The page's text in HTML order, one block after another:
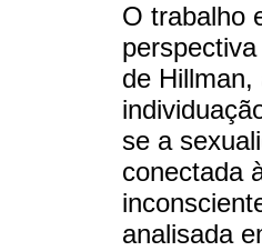
O trabalho
de
se a
conectada
analisada